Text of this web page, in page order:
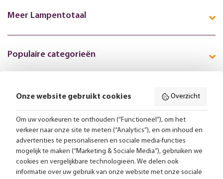
Meer Lampentotaal
Populaire categorieën
Volg ons online:
Gratis bezorging vanaf 99,-
Advies op maat
Onze website gebruikt cookies Overzicht
Om uw voorkeuren te onthouden (“Functioneel”), om het
verkeer naar onze site te meten (“Analytics”), en om inhoud en
advertenties te personaliseren en sociale media-functies
mogelijk te maken (“Marketing & Sociale Media”), gebruiken we
cookies en vergelijkbare technologieën. We delen ook
informatie over uw gebruik van onze website met onze sociale